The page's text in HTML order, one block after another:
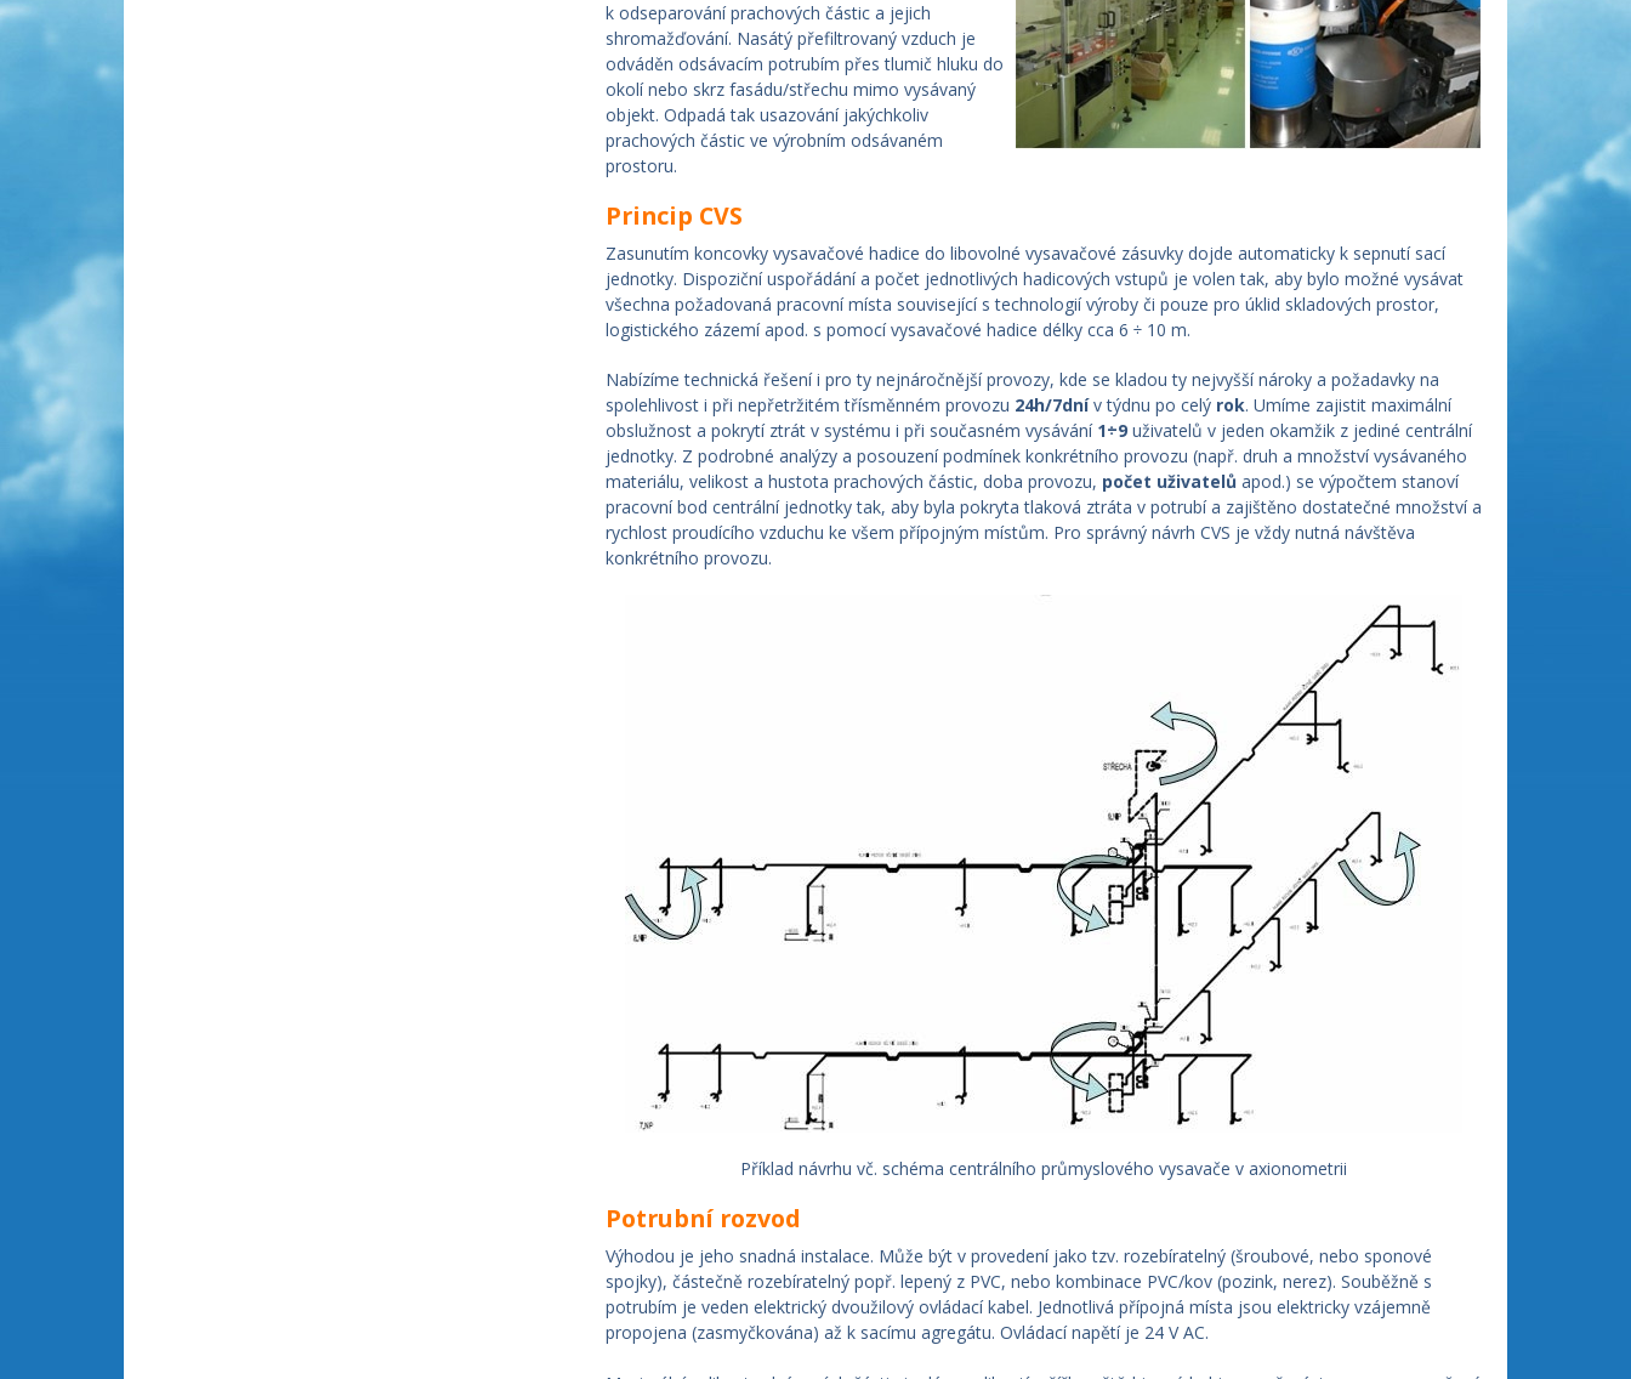
k odseparování prachových částic a jejich
shromažďování. Nasátý přefiltrovaný vzduch je
odváděn odsávacím potrubím přes tlumič hluku do
okolí nebo skrz fasádu/střechu mimo vysávaný
objekt. Odpadá tak usazování jakýchkoliv
prachových částic ve výrobním odsávaném
prostoru.
Princip CVS
Zasunutím koncovky vysavačové hadice do libovolné vysavačové zásuvky dojde automaticky k sepnutí sací
jednotky. Dispoziční uspořádání a počet jednotlivých hadicových vstupů je volen tak, aby bylo možné vysávat
všechna požadovaná pracovní místa související s technologií výroby či pouze pro úklid skladových prostor,
logistického zázemí apod. s pomocí vysavačové hadice délky cca 6 ÷ 10 m.
Nabízíme technická řešení i pro ty nejnáročnější provozy, kde se kladou ty nejvyšší nároky a požadavky na
spolehlivost i při nepřetržitém třísměnném provozu 24h/7dnív týdnu po celý rok. Umíme zajistit maximální
obslužnost a pokrytí ztrát v systému i při současném vysávání 1÷9uživatelů v jeden okamžik z jediné centrální
jednotky. Z podrobné analýzy a posouzení podmínek konkrétního provozu (např. druh a množství vysávaného
materiálu, velikost a hustota prachových částic, doba provozu, počet uživatelů apod.) se výpočtem stanoví
pracovní bod centrální jednotky tak, aby byla pokryta tlaková ztráta v potrubí a zajištěno dostatečné množství a
rychlost proudícího vzduchu ke všem přípojným místům. Pro správný návrh CVS je vždy nutná návštěva
konkrétního provozu.
Příklad návrhu vč. schéma centrálního průmyslového vysavače v axionometrii
Potrubní rozvod
Výhodou je jeho snadná instalace. Může být v provedení jako tzv. rozebíratelný (šroubové, nebo sponové
spojky), částečně rozebíratelný popř. lepený z PVC, nebo kombinace PVC/kov (pozink, nerez). Souběžně s
potrubím je veden elektrický dvoužilový ovládací kabel. Jednotlivá přípojná místa jsou elektricky vzájemně
propojena (zasmyčkována) až k sacímu agregátu. Ovládací napětí je 24 V AC.